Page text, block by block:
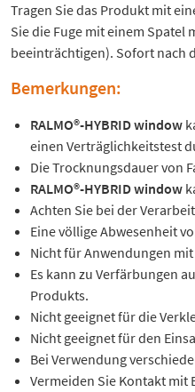
Tragen Sie das Produkt mit
Sie die Fuge mit einem
beeinträchtigen). Sofort nach
Bemerkungen:
RALMO®-HYBRID window
einen Verträglichkeitstest
Die Trocknungsdauer von
RALMO®-HYBRID window
Achten Sie bei der
Eine völlige Abwesenheit
Nicht für Anwendungen
Es kann zu Verfärbungen
Produkts.
Nicht geeignet für die
Nicht geeignet für den
Bei Verwendung
Vermeiden Sie Kontakt mit